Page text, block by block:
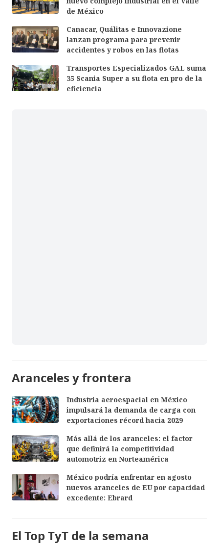
de México
Canacar, Quálitas e Innovazione
lanzan programa para prevenir
accidentes y robos en las flotas
Transportes Especializados GAL suma
35 Scania Super a su flota en pro de la
eficiencia
Aranceles y frontera
Industria aeroespacial en México
impulsará la demanda de carga con
exportaciones récord hacia 2029
Más allá de los aranceles: el factor
que definirá la competitividad
automotriz en Norteamérica
México podría enfrentar en agosto
nuevos aranceles de EU por capacidad
excedente: Ebrard
El Top TyT de la semana